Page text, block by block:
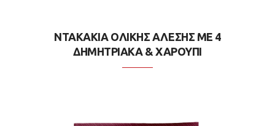
Κρητική Διατροφή
ΝΤΑΚΑΚΙΑ ΟΛΙΚΗΣ ΑΛΕΣΗΣ ΜΕ 4
ΔΗΜΗΤΡΙΑΚΑ & ΧΑΡΟΥΠΙ